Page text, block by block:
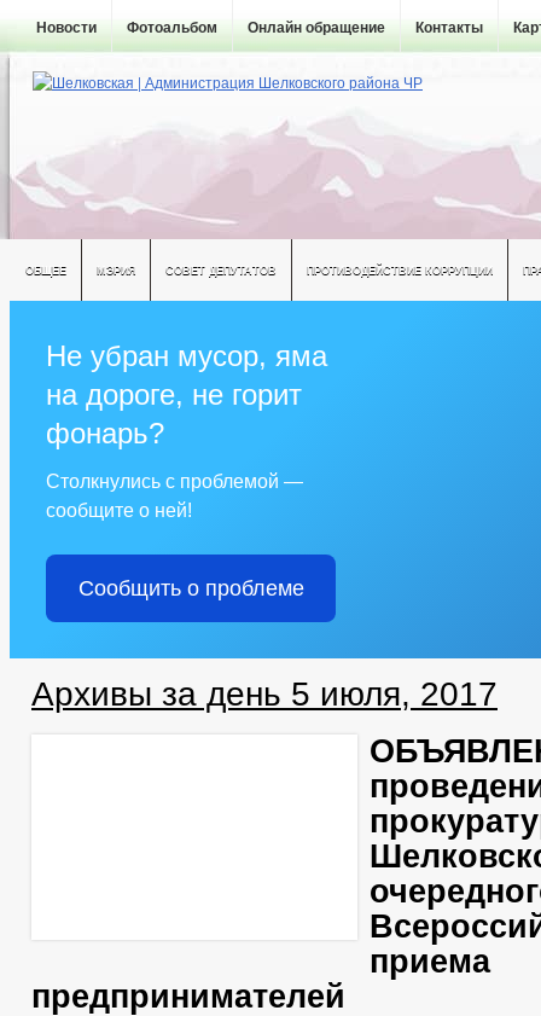
Новости Фотоальбом Онлайн обращение Контакты
ОБЩЕЕ МЭРИЯ СОВЕТ ДЕПУТАТОВ ПРОТИВОДЕЙСТВИЕ КОРРУПЦИИ
Не убран мусор, яма
на дороге, не горит
фонарь?
Столкнулись с проблемой —
сообщите о ней!
Сообщить о проблеме
Архивы за день 5 июля, 2017
приема
предпринимателей